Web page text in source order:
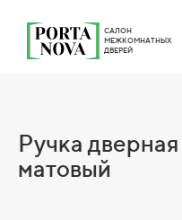
САЛОН
МЕЖКОМНАТНЫХ
ДВЕРЕЙ
Ручка
матовый